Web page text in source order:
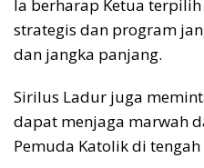
Ia berharap Ketua
strategis dan program
dan jangka panjang.
Sirilus Ladur juga
dapat menjaga marwah
Pemuda Katolik di